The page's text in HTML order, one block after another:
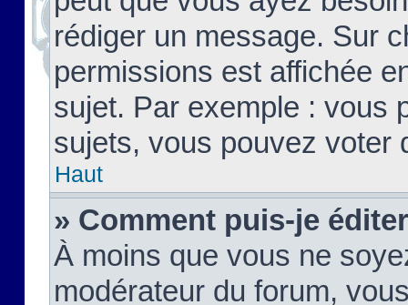
rédiger un message. Sur
permissions est affichée
sujet. Par exemple : vous
sujets, vous pouvez voter
Haut
» Comment puis-je
À moins que vous ne
modérateur du forum,